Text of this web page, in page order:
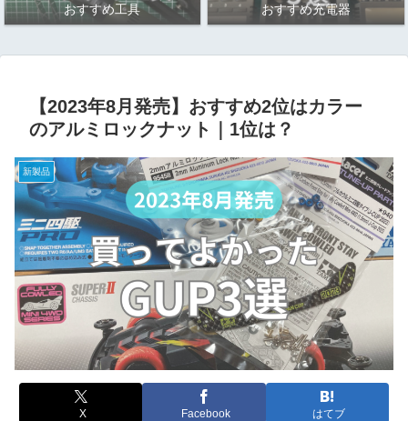
おすすめ工具 おすすめ充電器
【2023年8月発売】おすすめ2位はカラー
のアルミロックナット｜1位は？
新製品
X Facebook はてブ